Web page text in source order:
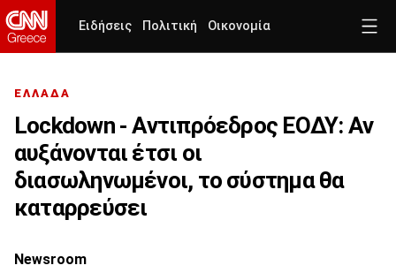
Ειδήσεις Πολιτική Οικονομία
ΕΛΛΑΔΑ
Lockdown - Αντιπρόεδρος ΕΟΔΥ: Αν
αυξάνονται έτσι οι
διασωληνωμένοι, το σύστημα θα
καταρρεύσει
Newsroom